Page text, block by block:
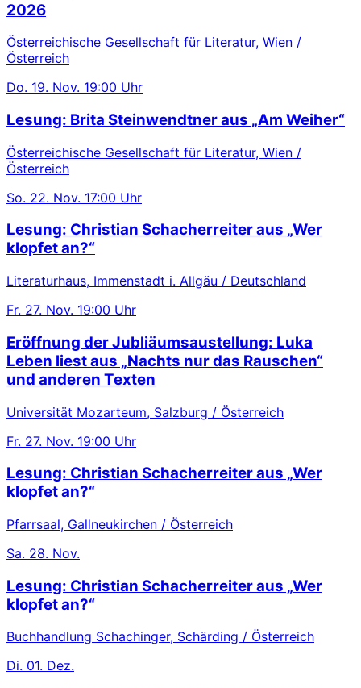
2026
Österreichische Gesellschaft für Literatur, Wien /
Österreich
Do. 19. Nov. 19:00 Uhr
Lesung: Brita Steinwendtner aus „Am Weiher“
Österreichische Gesellschaft für Literatur, Wien /
Österreich
So. 22. Nov. 17:00 Uhr
Lesung: Christian Schacherreiter aus „Wer
klopfet an?“
Literaturhaus, Immenstadt i. Allgäu / Deutschland
Fr. 27. Nov. 19:00 Uhr
Eröffnung der Jubliäumsaustellung: Luka
Leben liest aus „Nachts nur das Rauschen“
und anderen Texten
Universität Mozarteum, Salzburg / Österreich
Fr. 27. Nov. 19:00 Uhr
Lesung: Christian Schacherreiter aus „Wer
klopfet an?“
Pfarrsaal, Gallneukirchen / Österreich
Sa. 28. Nov.
Lesung: Christian Schacherreiter aus „Wer
klopfet an?“
Buchhandlung Schachinger, Schärding / Österreich
Di. 01. Dez.